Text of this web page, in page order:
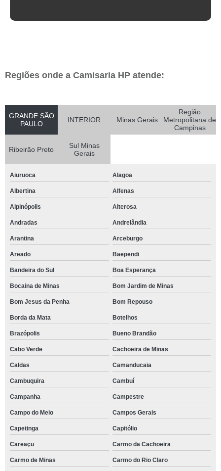
Regiões onde a Camisaria HP atende:
GRANDE SÃO
PAULO
INTERIOR Minas Gerais
Região
Metropolitana de
Campinas
Ribeirão Preto
Sul Minas
Gerais
Aiuruoca Alagoa
Albertina Alfenas
Alpinópolis Alterosa
Andradas Andrelândia
Arantina Arceburgo
Areado Baependi
Bandeira do Sul Boa Esperança
Bocaina de Minas Bom Jardim de Minas
Bom Jesus da Penha Bom Repouso
Borda da Mata Botelhos
Brazópolis Bueno Brandão
Cabo Verde Cachoeira de Minas
Caldas Camanducaia
Cambuquira Cambuí
Campanha Campestre
Campo do Meio Campos Gerais
Capetinga Capitólio
Careaçu Carmo da Cachoeira
Carmo de Minas Carmo do Rio Claro